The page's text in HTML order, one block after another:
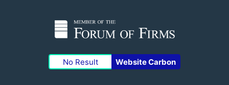
No Result Website Carbon